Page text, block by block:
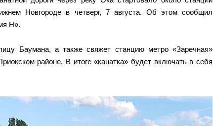
Новгороде в четверг, 7 августа. Об этом сообщил
Н».
Баумана, а также свяжет станцию метро «Заречная»
районе. В итоге «канатка» будет включать в себя